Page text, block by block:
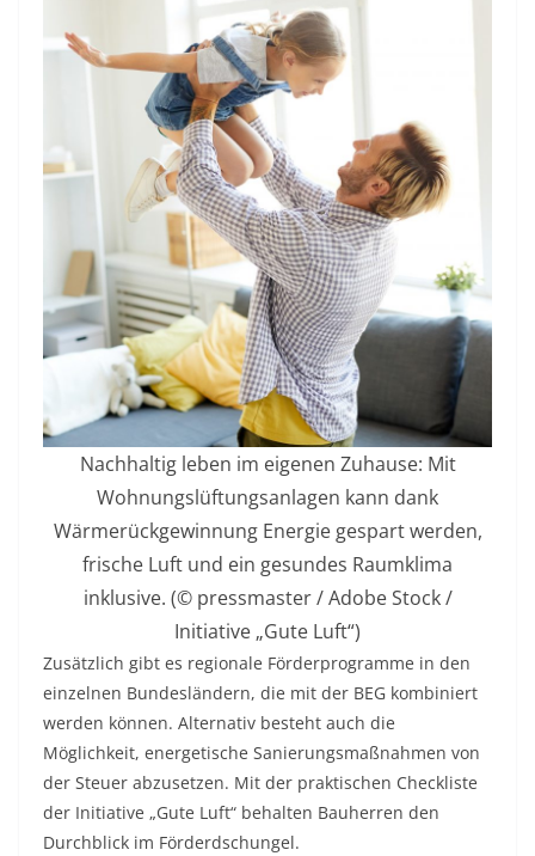
Nachhaltig leben im eigenen Zuhause: Mit
Wohnungslüftungsanlagen kann dank
Wärmerückgewinnung Energie gespart werden,
frische Luft und ein gesundes Raumklima
inklusive. (© pressmaster / Adobe Stock /
Initiative „Gute Luft“)
Zusätzlich gibt es regionale Förderprogramme in den
einzelnen Bundesländern, die mit der BEG kombiniert
werden können. Alternativ besteht auch die
Möglichkeit, energetische Sanierungsmaßnahmen von
der Steuer abzusetzen. Mit der praktischen Checkliste
der Initiative „Gute Luft“ behalten Bauherren den
Durchblick im Förderdschungel.